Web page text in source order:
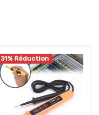
31% Réduction